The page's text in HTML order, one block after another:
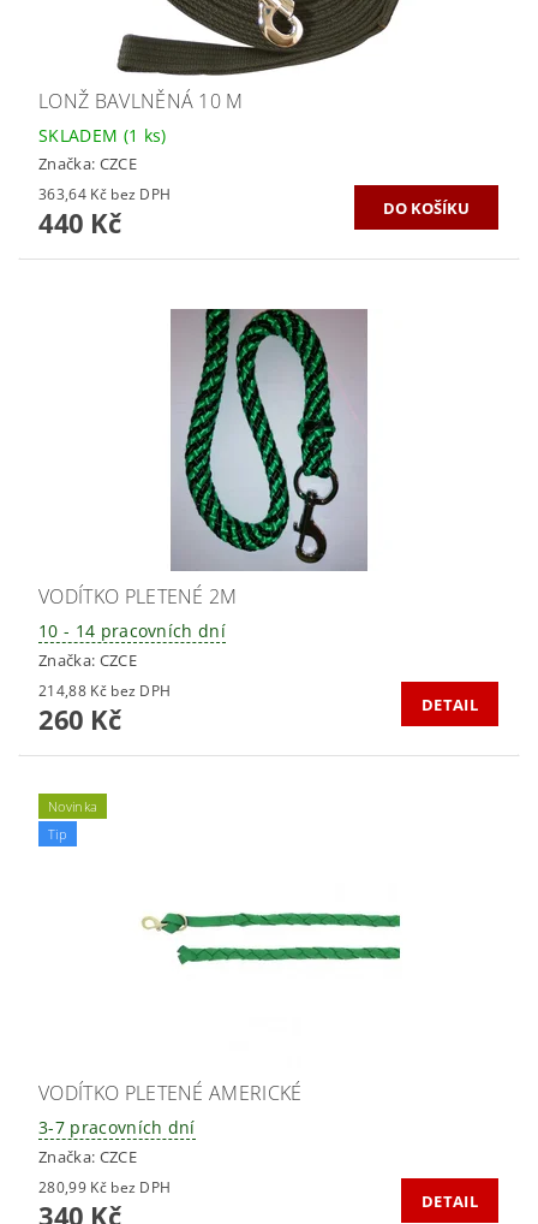
LONŽ BAVLNĚNÁ 10 M
SKLADEM (1 ks)
Značka: CZCE
363,64 Kč bez DPH
440 Kč
VODÍTKO PLETENÉ 2M
10 - 14 pracovních dní
Značka: CZCE
214,88 Kč bez DPH
260 Kč DETAIL
Novinka
Tip
VODÍTKO PLETENÉ AMERICKÉ
3-7 pracovních dní
Značka: CZCE
280,99 Kč bez DPH
340 Kč DETAIL